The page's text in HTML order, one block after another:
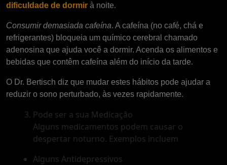
dificuldade de dormir à noite.
Consumir demasiada cafeína. A cafeína (no café, chá e
refrigerantes) bloqueia um químico cerebral chamado
adenosina que ajuda você a dormir. Acenda os alimentos e
bebidas que contêm cafeína além do início da tarde.
O Dr. Bertisch diz que mudar estes hábitos pode ajudar a
reduzir o sono perturbado, às vezes rapidamente.
Pode ser a sua Medicação
Alguns medicamentos podem causar o
despertar noturno. Exemplos incluem
Alguns Antidepressivos